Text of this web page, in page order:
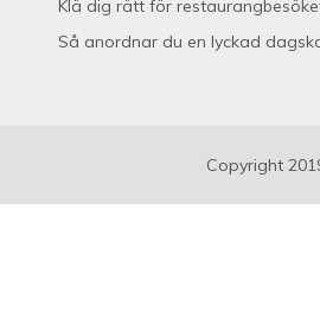
Klä dig rätt för
Så anordnar du en lyckad